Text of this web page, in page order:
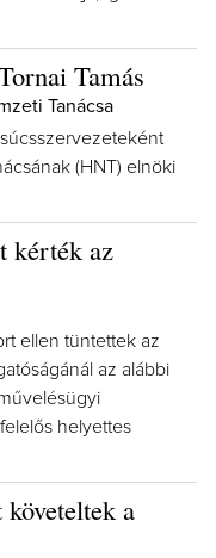
Tamás
Tanácsa
(HNT) elnöki
kérték az
ellen tüntettek az
az alábbi
helyettes
a